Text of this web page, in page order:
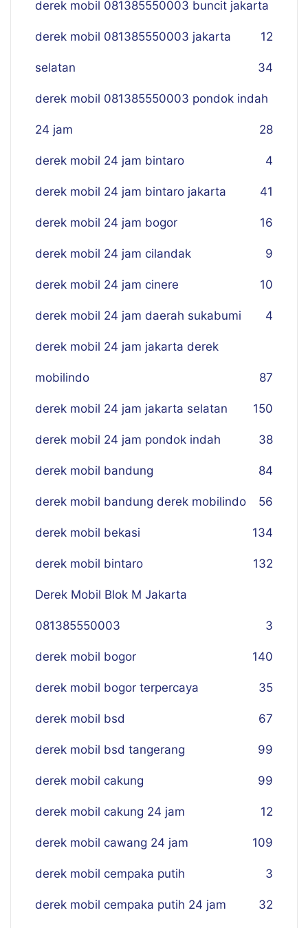
derek mobil 081385550003 buncit jakarta
12
derek mobil 081385550003 jakarta
selatan 34
derek mobil 081385550003 pondok indah
24 jam 28
derek mobil 24 jam bintaro 4
derek mobil 24 jam bintaro jakarta 41
derek mobil 24 jam bogor 16
derek mobil 24 jam cilandak 9
derek mobil 24 jam cinere 10
derek mobil 24 jam daerah sukabumi 4
derek mobil 24 jam jakarta derek
mobilindo 87
derek mobil 24 jam jakarta selatan 150
derek mobil 24 jam pondok indah 38
derek mobil bandung 84
derek mobil bandung derek mobilindo 56
derek mobil bekasi 134
derek mobil bintaro 132
Derek Mobil Blok M Jakarta
081385550003 3
derek mobil bogor 140
derek mobil bogor terpercaya 35
derek mobil bsd 67
derek mobil bsd tangerang 99
derek mobil cakung 99
derek mobil cakung 24 jam 12
derek mobil cawang 24 jam 109
derek mobil cempaka putih 3
derek mobil cempaka putih 24 jam 32